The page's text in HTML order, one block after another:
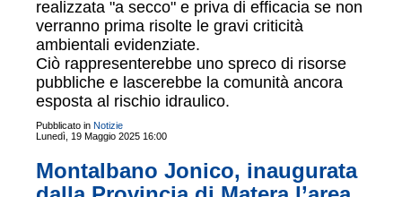
realizzata "a secco" e priva di efficacia se non
verranno prima risolte le gravi criticità
ambientali evidenziate.
Ciò rappresenterebbe uno spreco di risorse
pubbliche e lascerebbe la comunità ancora
esposta al rischio idraulico.
Pubblicato in Notizie
Lunedì, 19 Maggio 2025 16:00
Montalbano Jonico, inaugurata